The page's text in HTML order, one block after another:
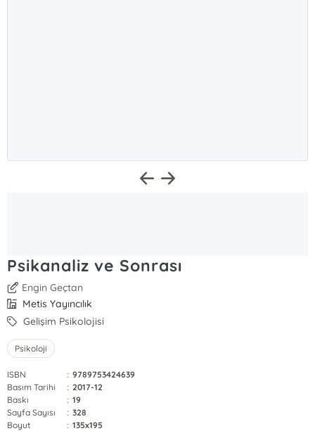
Psikanaliz ve Sonrası
Engin Geçtan
Metis Yayıncılık
Gelişim Psikolojisi
Psikoloji
ISBN : 9789753424639
Basım Tarihi
: 2017-12
Baskı
: 19
Sayfa Sayısı
: 328
Boyut
: 135x195